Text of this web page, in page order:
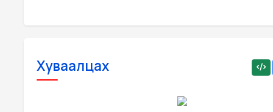
Хуваалцах